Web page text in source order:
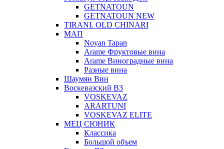
GETNATOUN
GETNATOUN NEW
TIRANI. OLD CHINARI
МАП
Noyan Tapan
Arame Фруктовые вина
Arame Виноградные вина
Разные вина
Шаумян Вин
Воскевазский ВЗ
VOSKEVAZ
ARARTUNI
VOSKEVAZ ELITE
МЕЦ СЮНИК
Классика
Большой объем